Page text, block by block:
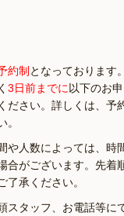
約制 となっております
3日前までに以下のお
ださい。詳しくは、予
。
や人数によっては、時
合がございます。先着
了承ください。
スタッフ、お電話等に